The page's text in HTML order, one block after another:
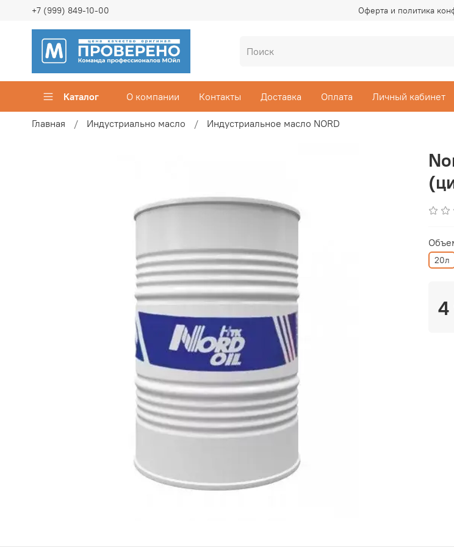
Оферта и политика
+7 (999) 849-10-00
Каталог О компании Контакты Доставка Оплата Личный кабинет
Главная Индустриально масло Индустриальное масло NORD
20л
4